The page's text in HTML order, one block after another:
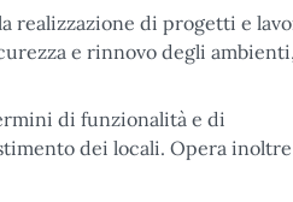
realizzazione di progetti e
e rinnovo degli ambienti,
di funzionalità e di
dei locali. Opera inoltre